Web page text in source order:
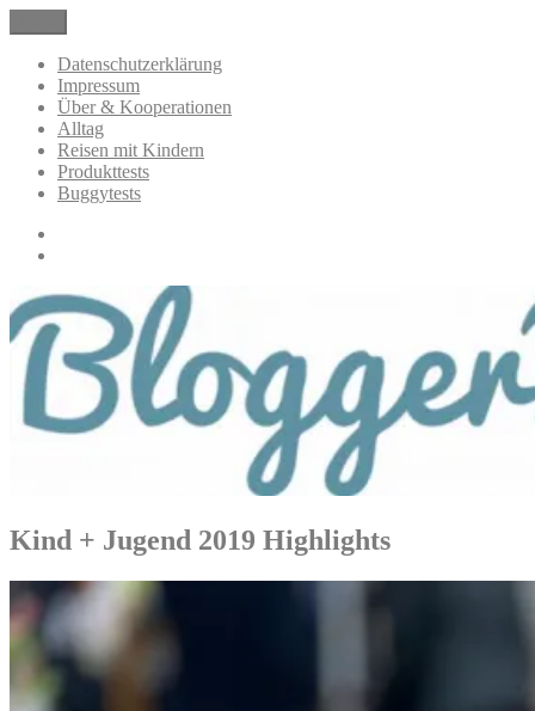
Inhalt
springen
BloggerMumOf3Boys Mamablog
Mamablog über das Leben mit drei Kindern mit Produkttests und
Alltagsthemen
Datenschutzerklärung
Impressum
Über & Kooperationen
Alltag
Reisen mit Kindern
Produkttests
Buggytests
Kind + Jugend 2019 Highlights